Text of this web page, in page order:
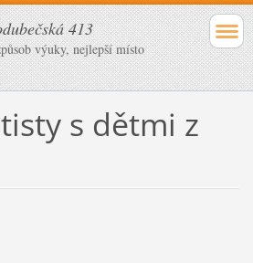
413
výuky, nejlepší místo
s dětmi z